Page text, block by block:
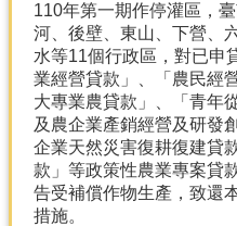
產
熱
訊
民
110年第一期作停灌區，
河、後壁、東山、下營、
水等11個行政區，對已申
業經營貸款」、「農民經
大專業農貸款」、「青年
及農企業產銷經營及研發
企業天然災害復耕復建貸
款」等政策性農業專案貸
告受補償作物生產，致還
措施。